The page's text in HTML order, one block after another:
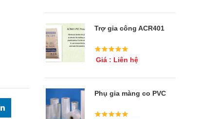
Trợ gia công ACR401
Giá : Liên hệ
Phụ gia màng co PVC